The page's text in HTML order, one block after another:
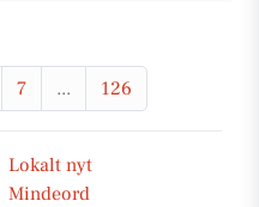
7 ... 126
Lokalt nyt
Mindeord